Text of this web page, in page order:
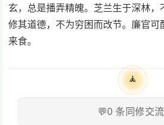
玄，总是播弄精魄。芝兰生于深林
修其道德，不为穷困而改节。廉官
来食。
🧘
💬0 条同修交流